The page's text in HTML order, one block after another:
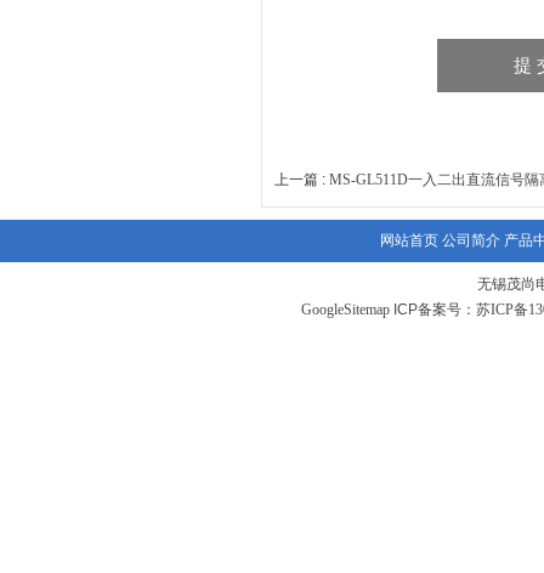
上一篇 : MS-GL511D一入二出直流信号隔
网站首页 公司简介 产品
无锡茂尚
GoogleSitemapICP备案号： 苏ICP备